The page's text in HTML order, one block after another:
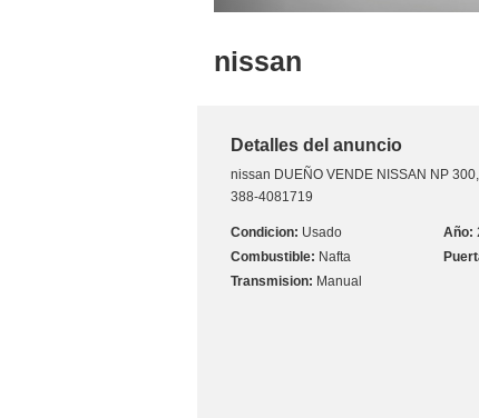
nissan
Detalles del anuncio
nissan DUEÑO VENDE NISSAN NP
388-4081719
Usado
Nafta
Manual